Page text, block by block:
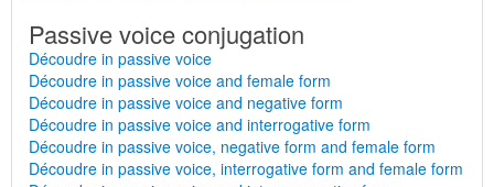
Passive voice conjugation
Découdre in passive voice
Découdre in passive voice and female form
Découdre in passive voice and negative form
Découdre in passive voice and interrogative form
Découdre in passive voice, negative form and female form
Découdre in passive voice, interrogative form and female form